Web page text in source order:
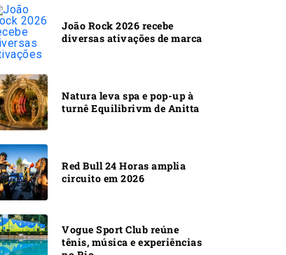
João Rock 2026 recebe
diversas ativações de marca
Natura leva spa e pop-up à
turnê Equilibrivm de Anitta
Red Bull 24 Horas amplia
circuito em 2026
Vogue Sport Club reúne
tênis, música e experiências